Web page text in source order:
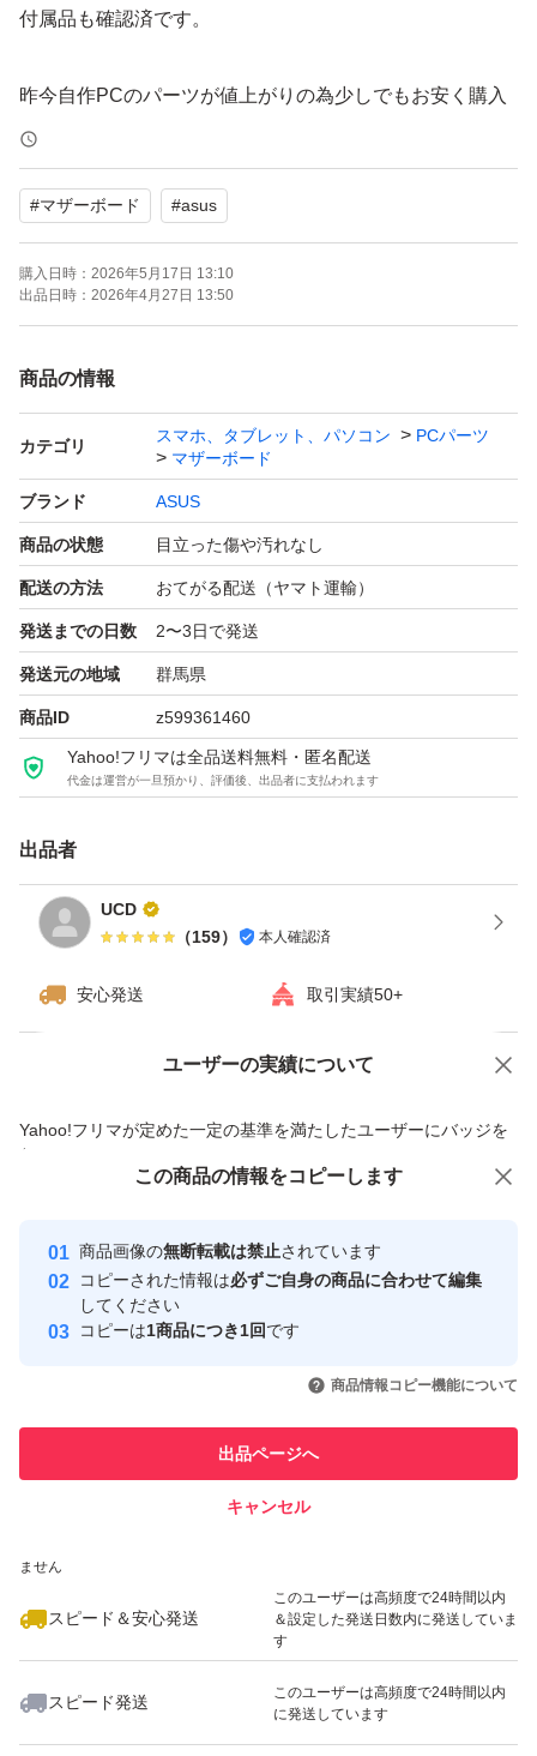
付属品も確認済です。
昨今自作PCのパーツが値上がりの為少しでもお安く購入
できますよう
設定しておりますので過度な値引きはご遠慮ください。
#マザーボード #asus
購入日時： 2026年5月17日 13:10
出品日時： 2026年4月27日 13:50
商品の情報
カテゴリ
スマホ、タブレット、パソコン
PCパーツ
マザーボード
ブランド ASUS
商品の状態 目立った傷や汚れなし
配送の方法 おてがる配送（ヤマト運輸）
発送までの日数 2〜3日で発送
発送元の地域 群馬県
商品ID z599361460
Yahoo!フリマは全品送料無料・匿名配送
代金は運営が一旦預かり、評価後、出品者に支払われます
出品者
UCD
（159） 本人確認済
安心発送 取引実績50+
ユーザーの実績について
Yahoo!フリマが定めた一定の基準を満たしたユーザーにバッジを
付与しています
安心取引出品者
心・安全なユーザーです
取引実績
引を完了させた実績があります
での取引実績があります
ません
スピード＆安心発送
このユーザーは高頻度で24時間以内
＆設定した発送日数内に発送していま
す
スピード発送
このユーザーは高頻度で24時間以内
に発送しています
価格の相談 商品への質問
この商品の情報をコピーします
商品画像の無断転載は禁止されています
コピーされた情報は必ずご自身の商品に合わせて編集
してください
コピーは1商品につき1回です
商品情報コピー機能について
出品ページへ
キャンセル
この商品をみている人にオススメ
いいね！
30,500